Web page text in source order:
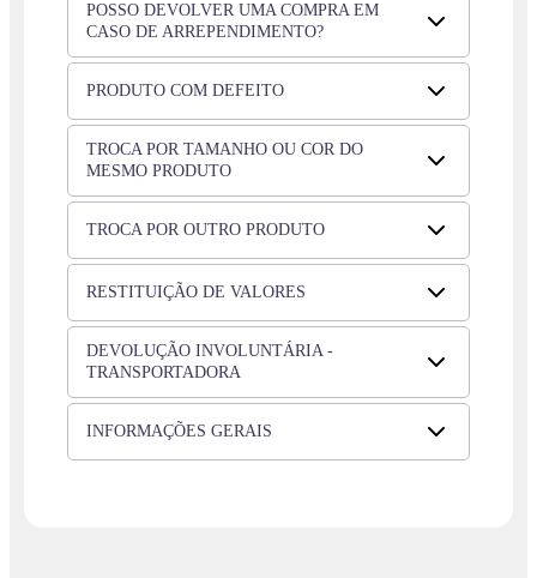
POSSO DEVOLVER UMA COMPRA EM
CASO DE ARREPENDIMENTO?
PRODUTO COM DEFEITO
TROCA POR TAMANHO OU COR DO
MESMO PRODUTO
TROCA POR OUTRO PRODUTO
RESTITUIÇÃO DE VALORES
DEVOLUÇÃO INVOLUNTÁRIA -
TRANSPORTADORA
INFORMAÇÕES GERAIS